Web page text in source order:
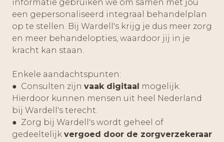
informatie gebruiken we om samen met jou
een gepersonaliseerd integraal behandelplan
op te stellen. Bij Wardell's krijg je dus meer zorg
en meer behandelopties, waardoor jij in je
kracht kan staan.
Enkele aandachtspunten:
● Consulten zijn vaak digitaal
mogelijk.
Hierdoor kunnen mensen uit heel Nederland
bij Wardell's terecht.
● Zorg bij Wardell's wordt geheel of
gedeeltelijk vergoed door de zorgverzekeraar